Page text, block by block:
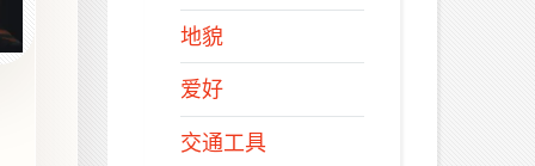
地貌
爱好
交通工具